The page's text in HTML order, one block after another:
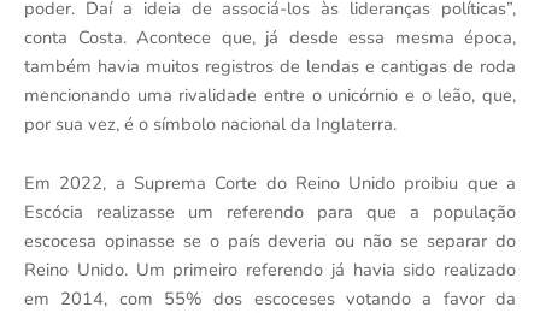
poder. Daí a ideia de associá-los às lideranças políticas”,
conta Costa. Acontece que, já desde essa mesma época,
também havia muitos registros de lendas e cantigas de roda
mencionando uma rivalidade entre o unicórnio e o leão, que,
por sua vez, é o símbolo nacional da Inglaterra.
Em 2022, a Suprema Corte do Reino Unido proibiu que a
Escócia realizasse um referendo para que a população
escocesa opinasse se o país deveria ou não se separar do
Reino Unido. Um primeiro referendo já havia sido realizado
em 2014, com 55% dos escoceses votando a favor da